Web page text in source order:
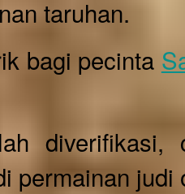
taruhan.
bagi pecinta
permainan judi